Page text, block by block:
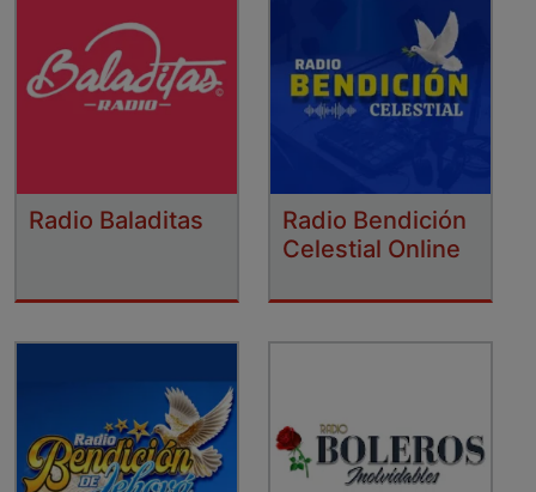
Radio Baladitas
Radio Bendición
Celestial Online